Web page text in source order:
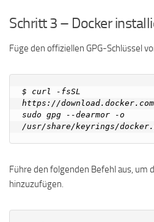
Schritt 3 – Docker
Füge den offiziellen GPG-Schlüssel
$ curl -fsSL
https://
sudo gpg --dearmor -o
Führe den folgenden Befehl aus, um
hinzuzufügen.